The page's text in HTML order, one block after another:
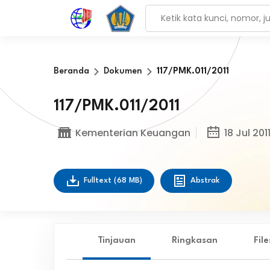
Beranda Dokumen 117/PMK.011/2011
117/PMK.011/2011
Kementerian Keuangan 18 Jul 2011
Fulltext (68 MB) Abstrak
Tinjauan Ringkasan